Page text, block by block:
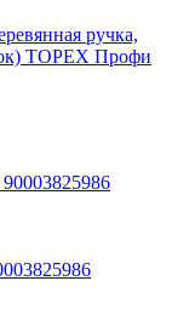
ручка,
TOPEX Профи